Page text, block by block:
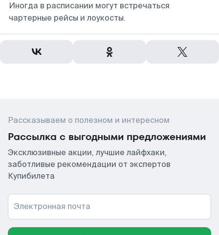
Иногда в расписании могут встречаться
чартерные рейсы и лоукосты.
Рассказываем о полезном и интересном
Рассылка с выгодными предложениями
Эксклюзивные акции, лучшие лайфхаки,
заботливые рекомендации от экспертов
Купибилета
Электронная почта